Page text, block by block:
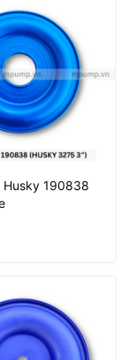
Husky 190838